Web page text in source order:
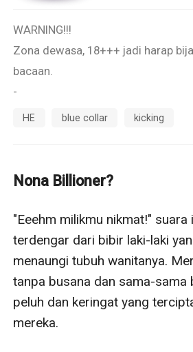
WARNING!!!
Zona dewasa, 18+++ jadi harap
bacaan.
-
Spin off "ISTRI MUDA OPPA TEO"
tapi Amora langsung mengumpat
beberapa menit lalu Amora melihat
berciuman dengan sangat vulgar di
pemberangkatan pesawat, dan
melakukan panggilan telpon
lain.
-
HE blue collar kicking
Nona Billioner?
"Eeehm milikmu nikmat!"
terdengar dari bibir laki-laki
menaungi tubuh wanitanya.
tanpa busana dan sama-sama
peluh dan keringat yang
mereka.